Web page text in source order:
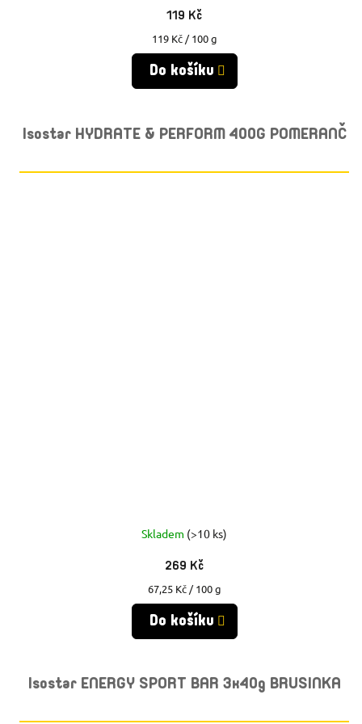
119 Kč
Měrná
cena:
119 Kč / 100 g
Do košíku
Isostar HYDRATE & PERFORM 400G POMERANČ
Skladem (>10 ks)
269 Kč
Měrná
cena:
67,25 Kč / 100 g
Do košíku
Isostar ENERGY SPORT BAR 3x40g BRUSINKA